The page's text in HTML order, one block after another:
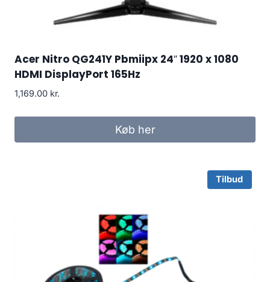
Acer Nitro QG241Y Pbmiipx 24″ 1920 x 1080
HDMI DisplayPort 165Hz
1,169.00 kr.
Køb her
Tilbud